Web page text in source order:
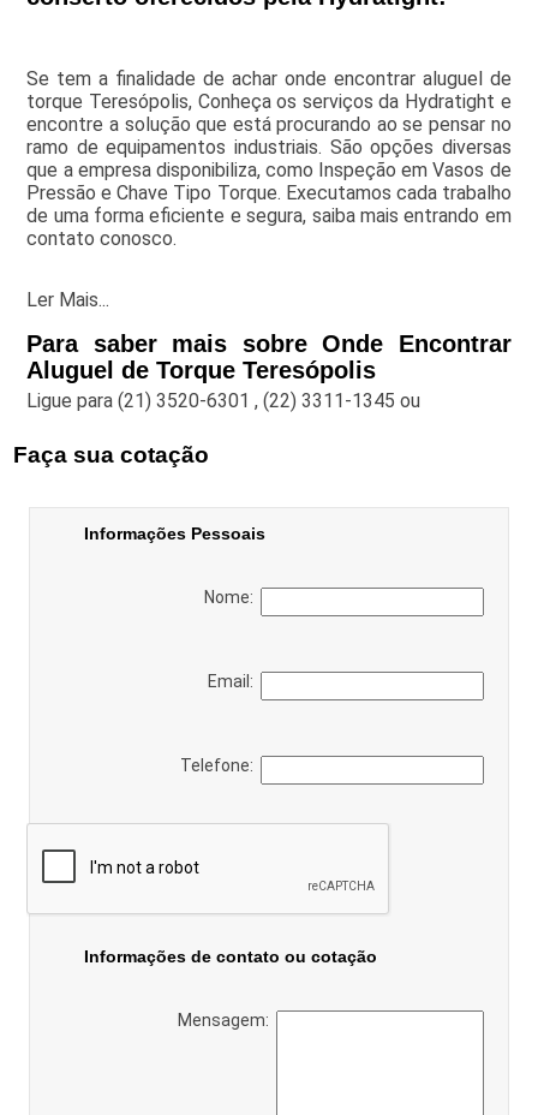
Se tem a finalidade de achar onde encontrar aluguel de
torque Teresópolis, Conheça os serviços da Hydratight e
encontre a solução que está procurando ao se pensar no
ramo de equipamentos industriais. São opções diversas
que a empresa disponibiliza, como Inspeção em Vasos de
Pressão e Chave Tipo Torque. Executamos cada trabalho
de uma forma eficiente e segura, saiba mais entrando em
contato conosco.
Ler Mais...
Para saber mais sobre Onde Encontrar
Aluguel de Torque Teresópolis
Ligue para(21) 3520-6301 ,(22) 3311-1345 ou
Faça sua cotação
Informações Pessoais
Nome:
Email:
Telefone:
Informações de contato ou cotação
Mensagem: